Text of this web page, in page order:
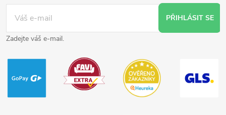
PŘIHLÁSIT SE
Zadejte váš e-mail.